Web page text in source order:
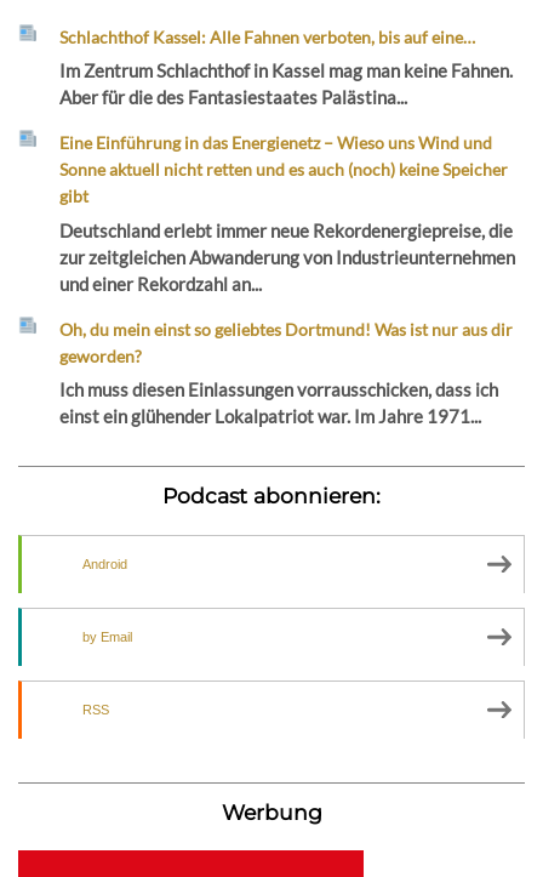
Schlachthof Kassel: Alle Fahnen verboten, bis auf eine…
Im Zentrum Schlachthof in Kassel mag man keine Fahnen.
Aber für die des Fantasiestaates Palästina...
Eine Einführung in das Energienetz – Wieso uns Wind und
Sonne aktuell nicht retten und es auch (noch) keine Speicher
gibt
Deutschland erlebt immer neue Rekordenergiepreise, die
zur zeitgleichen Abwanderung von Industrieunternehmen
und einer Rekordzahl an...
Oh, du mein einst so geliebtes Dortmund! Was ist nur aus dir
geworden?
Ich muss diesen Einlassungen vorrausschicken, dass ich
einst ein glühender Lokalpatriot war. Im Jahre 1971...
Podcast abonnieren:
Android
by Email
RSS
Werbung